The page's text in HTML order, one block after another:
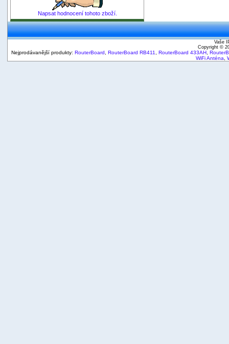
Napsat hodnocení tohoto zboží.
Vaše
Copyright ©
Nejprodávanější produkty: RouterBoard RouterBoard RB411 RouterBoard 433AH
WiFi Anténa